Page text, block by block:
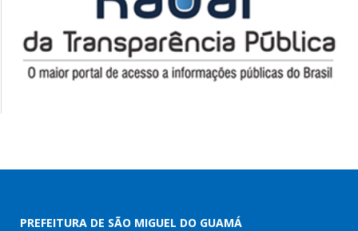
PREFEITURA DE SÃO MIGUEL DO GUAMÁ